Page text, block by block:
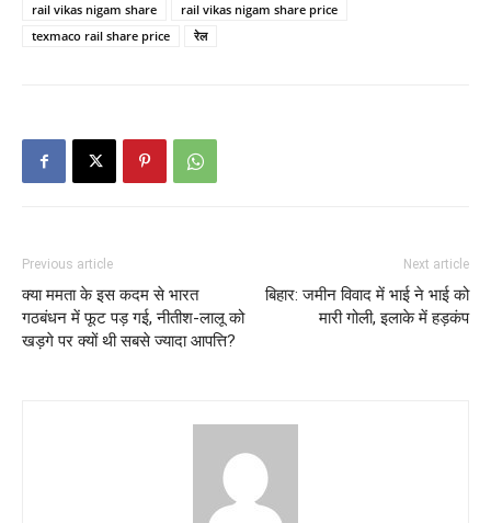
rail vikas nigam share
rail vikas nigam share price
texmaco rail share price
रेल
Previous article
क्या ममता के इस कदम से भारत
गठबंधन में फूट पड़ गई, नीतीश-लालू को
खड़गे पर क्यों थी सबसे ज्यादा आपत्ति?
Next article
बिहार: जमीन विवाद में भाई ने भाई को
मारी गोली, इलाके में हड़कंप